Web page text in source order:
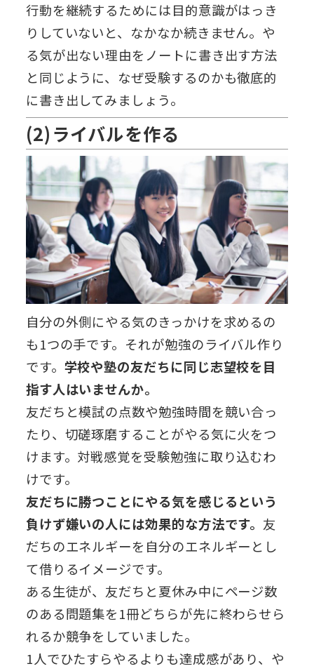
行動を継続するためには目的意識がはっき
りしていないと、なかなか続きません。や
る気が出ない理由をノートに書き出す方法
と同じように、なぜ受験するのかも徹底的
に書き出してみましょう。
(2)ライバルを作る
自分の外側にやる気のきっかけを求めるの
も1つの手です。それが勉強のライバル作り
です。 学校や塾の友だちに同じ志望校を目
指す人はいませんか。
友だちと模試の点数や勉強時間を競い合っ
たり、切磋琢磨することがやる気に火をつ
けます。対戦感覚を受験勉強に取り込むわ
けです。
友だちに勝つことにやる気を感じるという
負けず嫌いの人には効果的な方法です。 友
だちのエネルギーを自分のエネルギーとし
て借りるイメージです。
ある生徒が、友だちと夏休み中にページ数
のある問題集を1冊どちらが先に終わらせら
れるか競争をしていました。
1人でひたすらやるよりも達成感があり、や